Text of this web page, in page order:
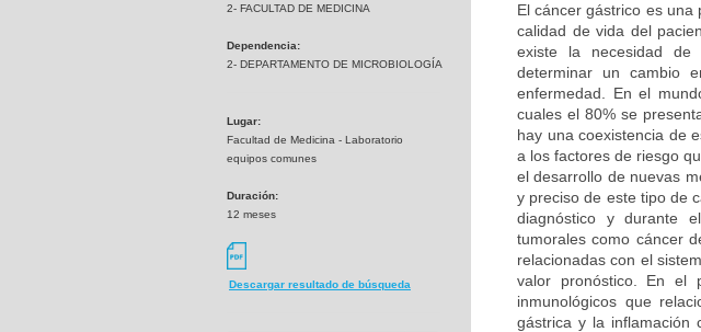
2- FACULTAD DE MEDICINA
Dependencia:
2- DEPARTAMENTO DE MICROBIOLOGÍA
Lugar:
Facultad de Medicina - Laboratorio
equipos comunes
Duración:
12 meses
Descargar resultado de búsqueda
El cáncer gástrico es
calidad de vida del
existe la necesidad de
determinar un cambio
enfermedad. En el
cuales el 80% se
hay una coexistencia de
a los factores de riesgo
el desarrollo de nuevas
y preciso de este tipo de
diagnóstico y durante
tumorales como cáncer
relacionadas con el
valor pronóstico. En el
inmunológicos que
gástrica y la inflamación